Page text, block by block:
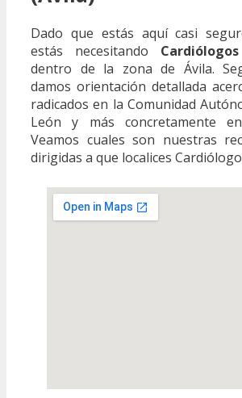
Dado que estás aquí casi
estás necesitando
dentro de la zona de Ávila.
damos orientación detallada
radicados en la Comunidad
León y más concretamente
Veamos cuales son nuestras
dirigidas a que localices